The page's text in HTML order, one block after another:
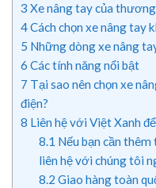
3 Xe nâng tay của
4Cách chọn xe nâng tay
5 Những dòng xe nâng
6 Các tính năng nổi bật
7 Tại sao nên chọn xe
điện?
8 Liên hệ với Việt Xanh
8.1 Nếu bạn cần
liên hệ với chúng tôi
8.2 Giao hàng toàn